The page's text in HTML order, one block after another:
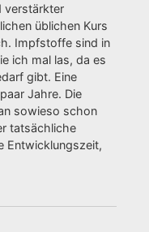
verstärkter
üblichen Kurs
Impfstoffe sind in
ich mal las, da es
gibt. Eine
Jahre. Die
sowieso schon
tatsächliche
Entwicklungszeit,